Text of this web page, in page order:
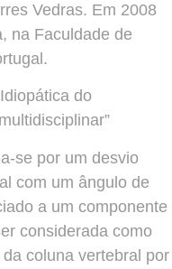
Vedras. Em 2008
na Faculdade de
do
se por um desvio
com um ângulo de
a um componente
considerada como
coluna vertebral por